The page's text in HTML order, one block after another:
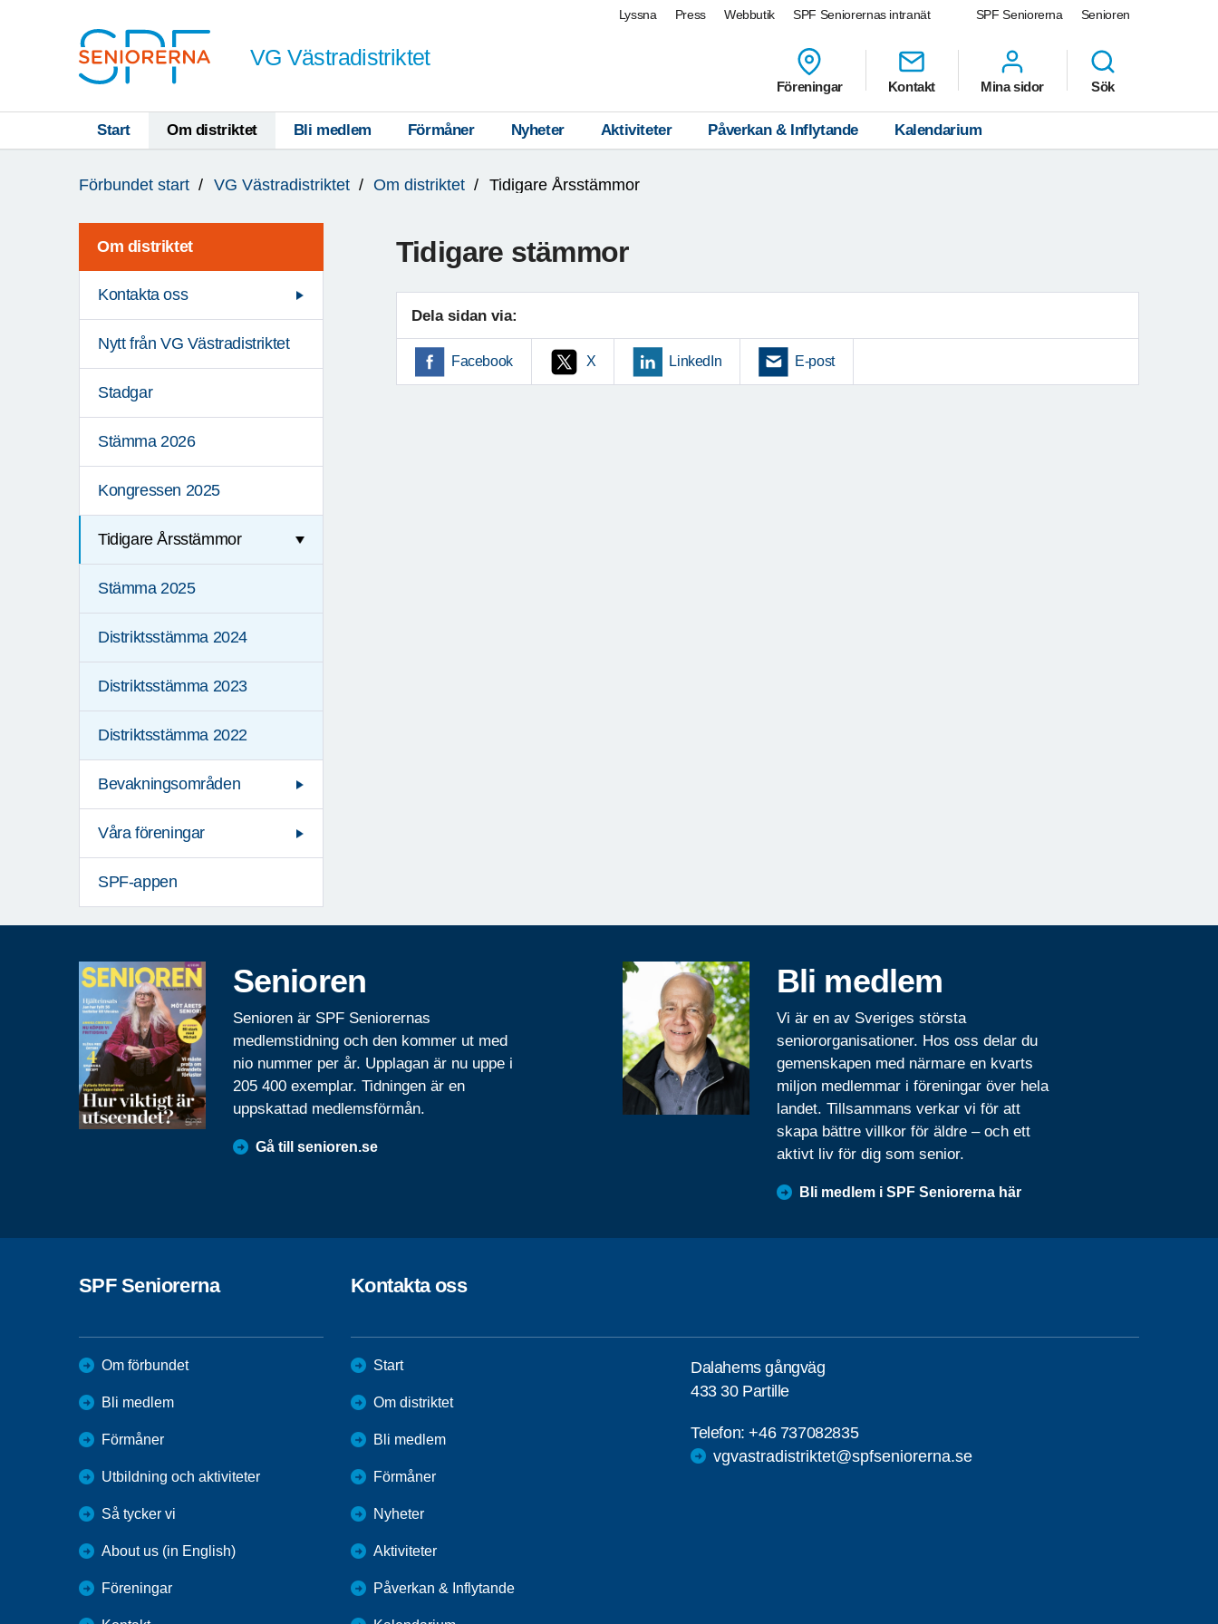
SPF Seniorerna Senioren
Lyssna Press Webbutik SPF Seniorernas intranät
VG Västradistriktet
Föreningar Kontakt Mina sidor Sök
Start Om distriktet Bli medlem Förmåner Nyheter Aktiviteter Påverkan & Inflytande Kalendarium
är
Förbundet start VG Västradistriktet Om distriktet Tidigare Årsstämmor
Om distriktet
Kontakta oss
Nytt från VG Västradistriktet
Stadgar
Stämma 2026
Kongressen 2025
Tidigare Årsstämmor
Stämma 2025
Distriktsstämma 2024
Distriktsstämma 2023
Distriktsstämma 2022
Bevakningsområden
Våra föreningar
SPF-appen
Tidigare stämmor
Dela sidan via:
Facebook X LinkedIn E-post
Senioren
Senioren är SPF Seniorernas
medlemstidning och den kommer ut med
nio nummer per år. Upplagan är nu uppe i
205 400 exemplar. Tidningen är en
uppskattad medlemsförmån.
Gå till senioren.se
Bli medlem
Vi är en av Sveriges största
seniororganisationer. Hos oss delar du
gemenskapen med närmare en kvarts
miljon medlemmar i föreningar över hela
landet. Tillsammans verkar vi för att
skapa bättre villkor för äldre – och ett
aktivt liv för dig som senior.
Bli medlem i SPF Seniorerna här
SPF Seniorerna
Om förbundet
Bli medlem
Förmåner
Utbildning och aktiviteter
Så tycker vi
About us (in English)
Föreningar
Kontakta oss
Start
Om distriktet
Bli medlem
Förmåner
Nyheter
Aktiviteter
Påverkan & Inflytande
Dalahems gångväg
433 30 Partille
Telefon:+46 737082835
vgvastradistriktet@spfseniorerna.se